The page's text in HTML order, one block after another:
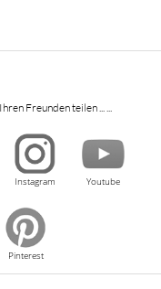
Freunden teilen ... ...
Instagram Youtube
Pinterest